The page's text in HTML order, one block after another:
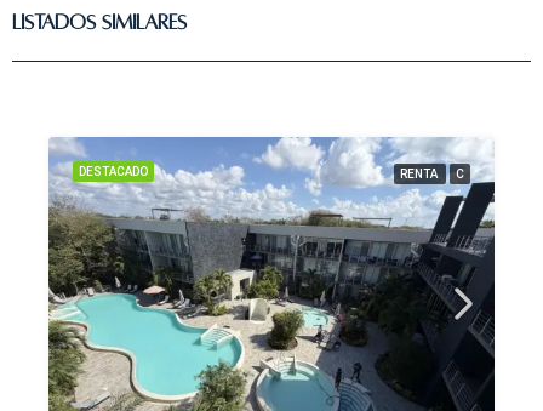
Listados Similares
DESTACADO RENTA C